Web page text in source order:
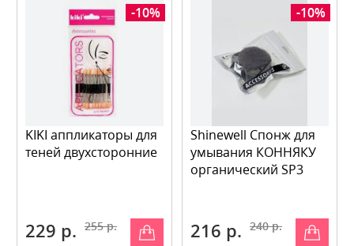
-10%
KIKI аппликаторы для
теней двухсторонние
229 р. 255 р.
-10%
Shinewell Спонж для
умывания КОННЯКУ
органический SP3
216 р. 240 р.